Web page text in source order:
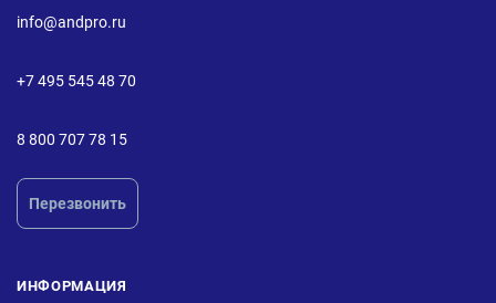
info@andpro.ru
+7 495 545 48 70
8 800 707 78 15
Перезвонить
ИНФОРМАЦИЯ